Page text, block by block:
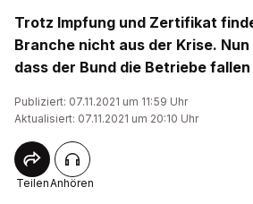
Trotz Impfung und Zertifikat
Branche nicht aus der Krise.
dass der Bund die Betriebe
Publiziert: 07.11.2021 um 11:59 Uhr
Aktualisiert: 07.11.2021 um 20:10 Uhr
TeilenAnhören